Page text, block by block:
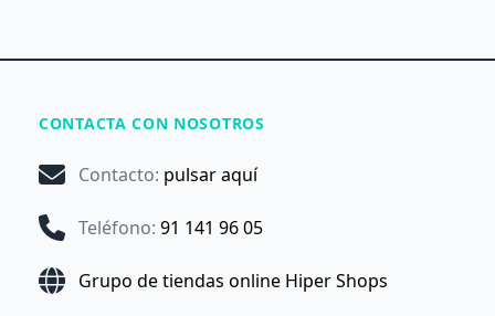
CONTACTA CON NOSOTROS
Contacto: pulsar aquí
Teléfono: 91 141 96 05
Grupo de tiendas online Hiper Shops